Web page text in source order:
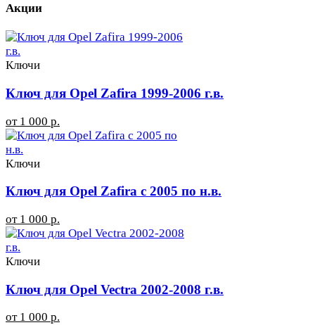
Акции
Ключи
Ключ для Opel Zafira 1999-2006 г.в.
от 1 000 р.
Ключи
Ключ для Opel Zafira с 2005 по н.в.
от 1 000 р.
Ключи
Ключ для Opel Vectra 2002-2008 г.в.
от 1 000 р.